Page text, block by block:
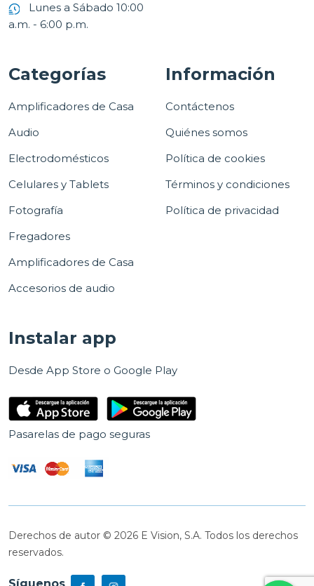
Lunes a Sábado 10:00
a.m. - 6:00 p.m.
Categorías
Amplificadores de Casa
Audio
Electrodomésticos
Celulares y Tablets
Fotografía
Fregadores
Amplificadores de Casa
Accesorios de audio
Información
Contáctenos
Quiénes somos
Política de cookies
Términos y condiciones
Política de privacidad
Instalar app
Desde App Store o Google Play
Pasarelas de pago seguras
Derechos de autor © 2026 E Vision, S.A. Todos los derechos
reservados.